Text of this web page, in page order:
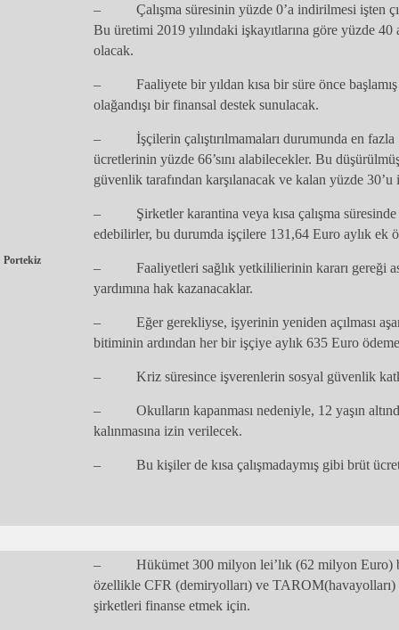
Portekiz
– Çalışma süresinin yüzde 0’a indirilmesi işten
Bu üretimi 2019 yılındaki işkayıtlarına göre yüzde
olacak.
– Faaliyete bir yıldan kısa bir süre önce başlamış
olağandışı bir finansal destek sunulacak.
– İşçilerin çalıştırılmamaları durumunda en fazla
ücretlerinin yüzde 66’sını alabilecekler. Bu
güvenlik tarafından karşılanacak ve kalan yüzde 30’u
– Şirketler karantina veya kısa çalışma süresinde
edebilirler, bu durumda işçilere 131,64 Euro aylık ek
– Faaliyetleri sağlık yetkililierinin kararı gereği
yardımına hak kazanacaklar.
– Eğer gerekliyse, işyerinin yeniden açılması
bitiminin ardından her bir işçiye aylık 635 Euro
– Kriz süresince işverenlerin sosyal güvenlik
– Okulların kapanması nedeniyle, 12 yaşın
kalınmasına izin verilecek.
– Bu kişiler de kısa çalışmadaymış gibi brüt
– Hükümet 300 milyon lei’lık (62 milyon Euro) bir
özellikle CFR (demiryolları) ve
şirketleri finanse etmek için.